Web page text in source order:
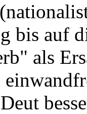
bis auf
als